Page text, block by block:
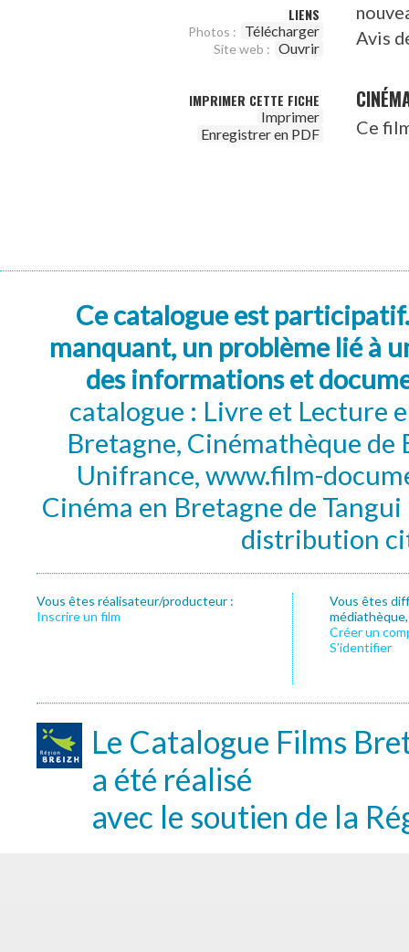
LIENS
Photos : Télécharger
Site web : Ouvrir
IMPRIMER CETTE FICHE
Imprimer
Enregistrer en PDF
Avis
Ce
Ce catalogue est
manquant, un problème lié à
des informations et
catalogue : Livre et Lecture
Bretagne, Cinémathèque de
Unifrance, www.film-
Cinéma en Bretagne de
distribution
Vous êtes réalisateur/producteur :
Inscrire un film
Vous êtes
Créer un
S’identifier
Le Catalogue Films
a été réalisé
avec le soutien de la